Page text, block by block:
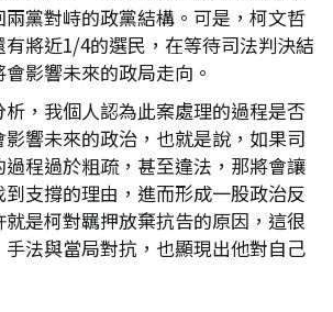
黨對峙的政黨結構。可是，柯文哲
將近1/4的選民，在等待司法判決結
影響未來的政局走向。
，我個人認為此案處理的過程是否
響未來的政治，也就是說，如果司
程過於粗疏，甚至違法，那將會讓
支撐的理由，進而形成一股政治反
是柯對羈押放棄抗告的原因，這很
法與當局對抗，也顯現出他對自己